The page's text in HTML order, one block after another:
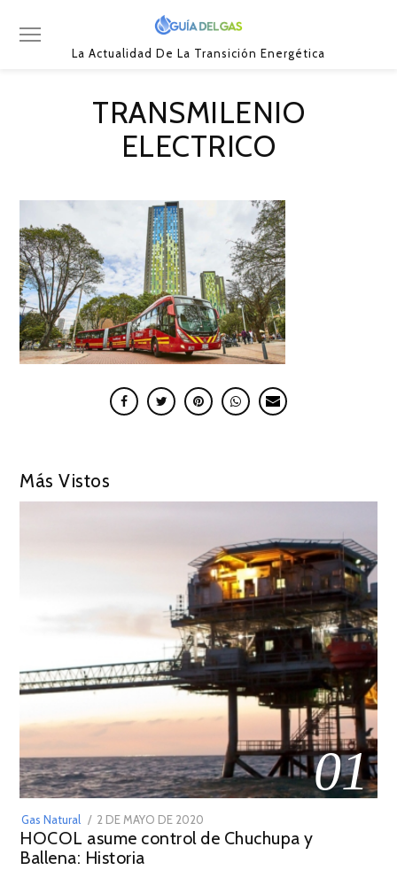
La Actualidad De La Transición Energética
TRANSMILENIO
ELECTRICO
Más Vistos
01
Gas Natural
POSTED
ON
2 DE MAYO DE 2020
DE
HOCOL asume control de Chuchupa y
Ballena: Historia